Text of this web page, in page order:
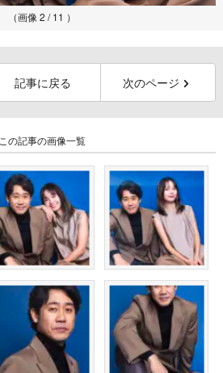
（画像 2 / 11 ）
記事に戻る 次のページ
この記事の画像一覧